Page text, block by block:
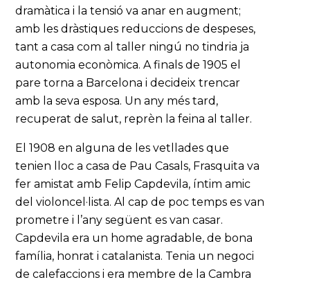
dramàtica i la tensió va anar en augment;
amb les dràstiques reduccions de despeses,
tant a casa com al taller ningú no tindria ja
autonomia econòmica. A finals de 1905 el
pare torna a Barcelona i decideix trencar
amb la seva esposa. Un any més tard,
recuperat de salut, reprèn la feina al taller.
El 1908 en alguna de les vetllades que
tenien lloc a casa de Pau Casals, Frasquita va
fer amistat amb Felip Capdevila, íntim amic
del violoncel·lista. Al cap de poc temps es van
prometre i l’any següent es van casar.
Capdevila era un home agradable, de bona
família, honrat i catalanista. Tenia un negoci
de calefaccions i era membre de la Cambra